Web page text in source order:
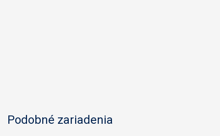
Podobné zariadenia